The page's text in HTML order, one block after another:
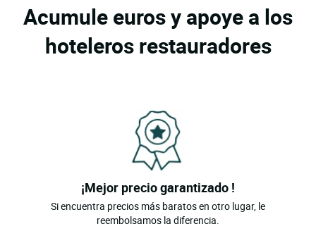
Acumule euros y apoye a los
hoteleros restauradores
¡Mejor precio garantizado !
Si encuentra precios más baratos en otro lugar, le
reembolsamos la diferencia.